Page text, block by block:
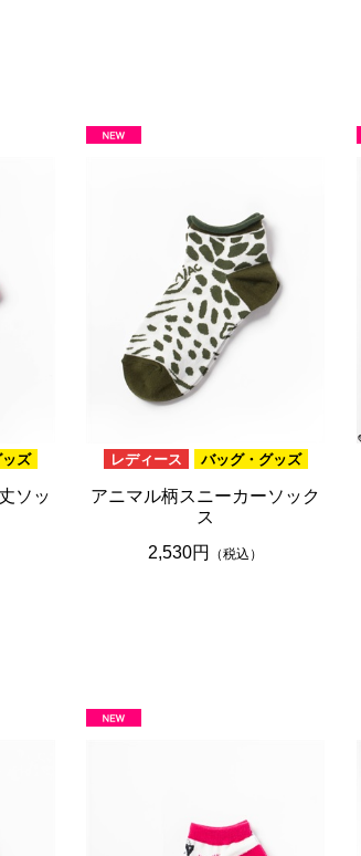
ズ
ソッ
レディース バッグ・グッズ
アニマル柄スニーカーソック
ス
2,530円
（税込）